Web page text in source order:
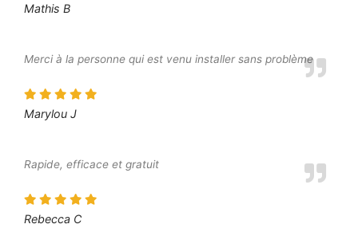
Mathis B
Merci à la personne qui est venu installer sans problème
Marylou J
Rapide, efficace et gratuit
Rebecca C